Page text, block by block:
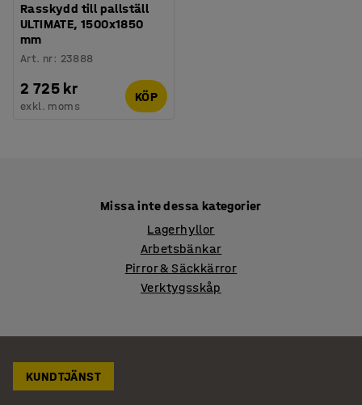
Rasskydd till pallställ
ULTIMATE, 1500x1850
mm
Art. nr: 23888
2 725 kr
exkl. moms
KÖP
Missa inte dessa kategorier
Lagerhyllor
Arbetsbänkar
Pirror & Säckkärror
Verktygsskåp
KUNDTJÄNST